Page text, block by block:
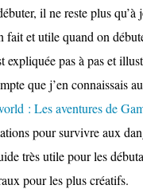
il ne reste plus
fait et utile quand on
expliquée pas à pas et
que j’en connaissais
: Les aventures de
pour survivre aux
très utile pour les
pour les plus créatifs.